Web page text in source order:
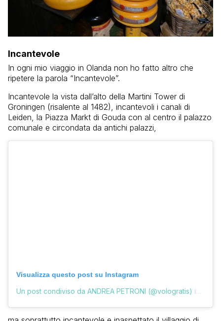
Incantevole
In ogni mio viaggio in Olanda non ho fatto altro che
ripetere la parola “Incantevole”.
Incantevole la vista dall’alto della Martini Tower di
Groningen (risalente al 1482), incantevoli i canali di
Leiden, la Piazza Markt di Gouda con al centro il palazzo
comunale e circondata da antichi palazzi,
Visualizza questo post su Instagram
Un post condiviso da ANDREA PETRONI (@vologratis) in data: